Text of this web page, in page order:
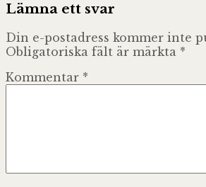
Lämna ett svar
Din e-postadress kommer inte
Obligatoriska fält är märkta *
Kommentar *